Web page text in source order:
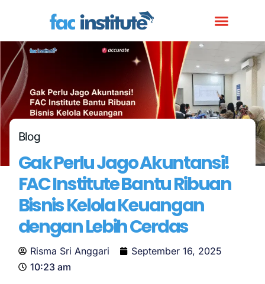
Blog
Gak Perlu Jago Akuntansi!
FAC Institute Bantu Ribuan
Bisnis Kelola Keuangan
dengan Lebih Cerdas
Risma Sri Anggari
September 16, 2025
10:23 am